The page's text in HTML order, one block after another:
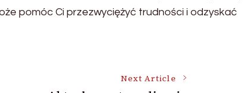
pomóc Ci przezwyciężyć trudności i odzyskać
Next Article